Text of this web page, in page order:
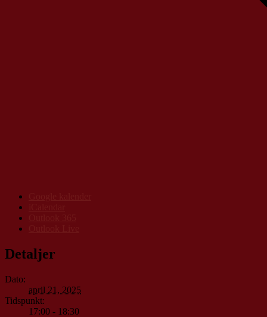
Detaljer
Dato:
april 21, 2025
Tidspunkt:
17:00 - 18:30